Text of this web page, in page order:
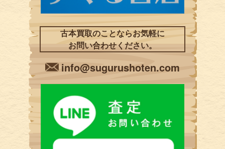
古本買取のことならお気軽に
お問い合わせください。
info@sugurushoten.com